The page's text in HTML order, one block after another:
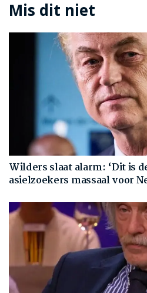
Mis dit niet
Wilders slaat alarm: ‘Dit is
asielzoekers massaal voor